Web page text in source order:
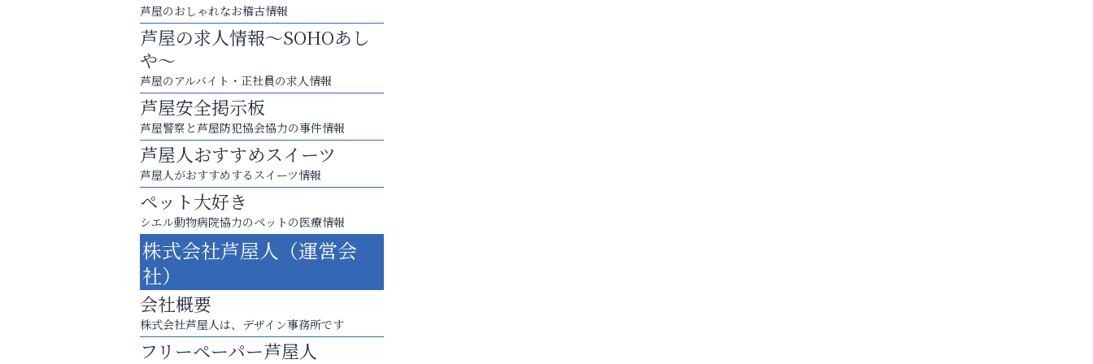
ール
「この学校に出会えて、本当によかった。」
便利屋ファースト
芦屋のおしゃれなお稽古情報
芦屋の求人情報～SOHOあし
や～
芦屋のアルバイト・正社員の求人情報
芦屋安全掲示板
芦屋警察と芦屋防犯協会協力の事件情報
芦屋人おすすめスイーツ
芦屋人がおすすめするスイーツ情報
ペット大好き
シエル動物病院協力のペットの医療情報
株式会社芦屋人（運営会
社）
会社概要
株式会社芦屋人は、デザイン事務所です
フリーペーパー芦屋人